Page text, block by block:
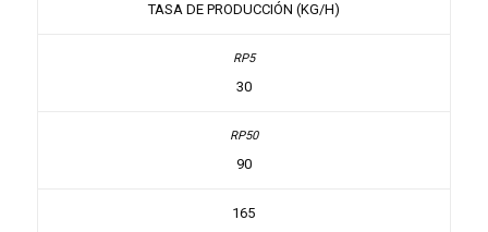
TASA DE PRODUCCIÓN (KG/H)
30
90
165